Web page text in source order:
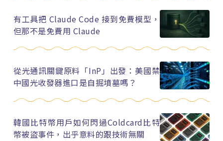
有工具把 Claude Code 接到免費模型，
但那不是免費用 Claude
從光通訊關鍵原料「InP」出發：美國禁
中國光收發器進口是自掘墳墓嗎？
韓國比特幣用戶如何閃過Coldcard比特
幣被盜事件，出乎意料的跟技術無關